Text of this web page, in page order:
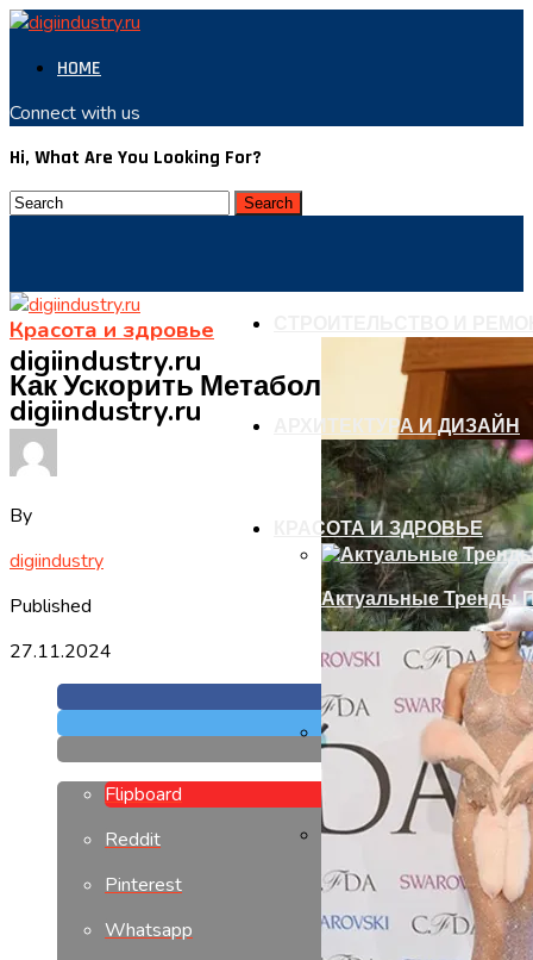
HOME
Connect with us
Hi, What Are You Looking For?
digiindustry.ru
digiindustry.ru
Установка Доборов
АРХИТЕКТУРА И ДИЗАЙН
Современный
КРАСОТА И ЗДРОВЬЕ
Актуальные Тренды
Красота и здровье
Как Ускорить Метаболизм?
By
digiindustry
Published
27.11.2024
Flipboard
Reddit
Pinterest
Whatsapp